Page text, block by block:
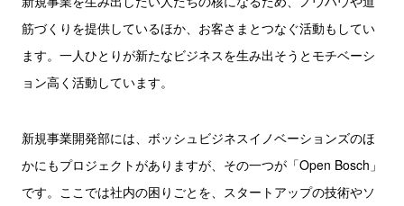
筋づくりを提供しているほか、お客さまとつなぐ活動もしてい
ます。一人ひとりが新たなビジネスを生み出そうとモチベーシ
ョン高く活動しています。
新規事業開発部には、ボッシュビジネスイノベーションズのほ
かにもプロジェクトがありますが、その一つが「Open Bosch」
です。ここでは社内の困りごとを、スタートアップの技術やソ